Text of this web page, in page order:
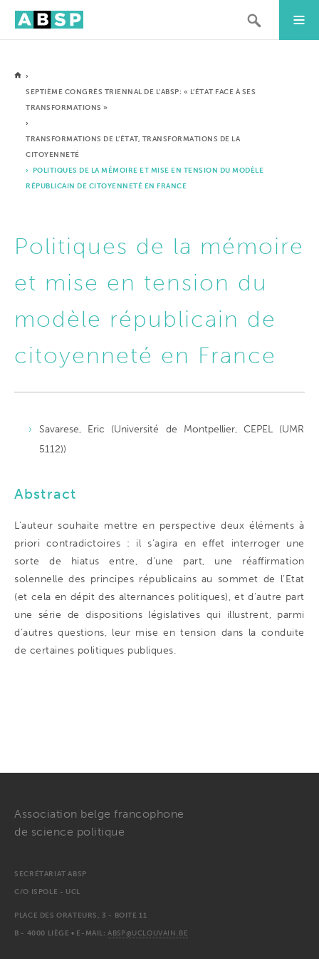
›
SEPTIÈME CONGRÈS TRIENNAL DE L’ABSP: « L’ÉTAT FACE À SES
TRANSFORMATIONS »
›
TRANSFORMATIONS DE L’ÉTAT, TRANSFORMATIONS DE LA
CITOYENNETÉ
› POLITIQUES DE LA MÉMOIRE ET MISE EN TENSION DU MODÈLE
RÉPUBLICAIN DE CITOYENNETÉ EN FRANCE
Politiques de la mémoire
et mise en tension du
modèle républicain de
citoyenneté en France
Savarese, Eric (Université de Montpellier, CEPEL (UMR
5112))
Abstract
L’auteur souhaite mettre en perspective deux éléments à
priori contradictoires : il s’agira en effet interroger une
sorte de hiatus entre, d’une part, une réaffirmation
solennelle des principes républicains au sommet de l’Etat
(et cela en dépit des alternances politiques), et d’autre part
une série de dispositions législatives qui illustrent, parmi
d’autres questions, leur mise en tension dans la conduite
de certaines politiques publiques.
Association belge francophone
de science politique
SECRÉTARIAT ABSP
C/O ISPOLE - UCL
PLACE DES ORATEURS, 3 - BOITE 11
B - 4000 LIÈGE • E-MAIL:ABSP@UCLOUVAIN.BE